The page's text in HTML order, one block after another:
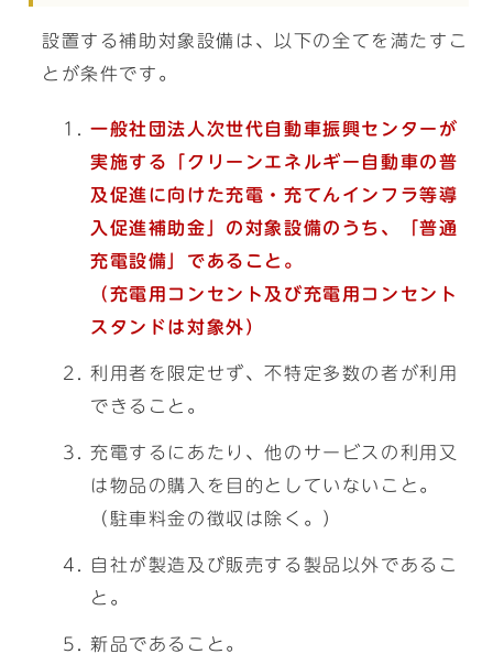
設置する補助対象設備は、以下の全てを満たすこ
とが条件です。
一般社団法人次世代自動車振興センターが
実施する「クリーンエネルギー自動車の普
及促進に向けた充電・充てんインフラ等導
入促進補助金」の対象設備のうち、「普通
充電設備」であること。
（充電用コンセント及び充電用コンセント
スタンドは対象外）
利用者を限定せず、不特定多数の者が利用
できること。
充電するにあたり、他のサービスの利用又
は物品の購入を目的としていないこと。
（駐車料金の徴収は除く。）
自社が製造及び販売する製品以外であるこ
と。
新品であること。